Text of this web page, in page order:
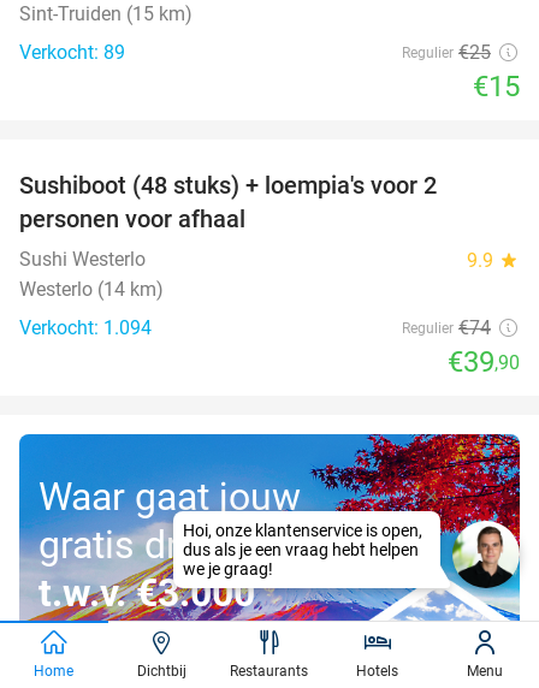
Sint-Truiden (15 km)
Verkocht: 89
Regulier €25
€15
Sushiboot (48 stuks) + loempia's voor 2
personen voor afhaal
Sushi Westerlo 9.9 star
Westerlo (14 km)
Verkocht: 1.094
Regulier €74
€39,90
Waar gaat jouw
gratis droomreis
t.w.v. €3.000
naartoe?
Home Dichtbij Restaurants Hotels Menu